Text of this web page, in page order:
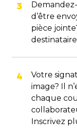
d’être
pièce
Votre
image? Il
chaque
Inscrivez